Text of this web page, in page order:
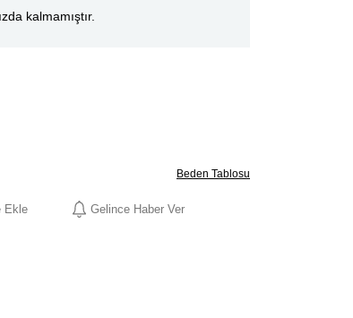
kalmamıştır.
Beden Tablosu
Ekle Gelince Haber Ver